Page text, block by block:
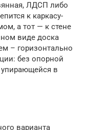
ЛДСП либо
к каркасу-
а тот — к стене
виде доска
– горизонтально
без опорной
упирающейся в
варианта